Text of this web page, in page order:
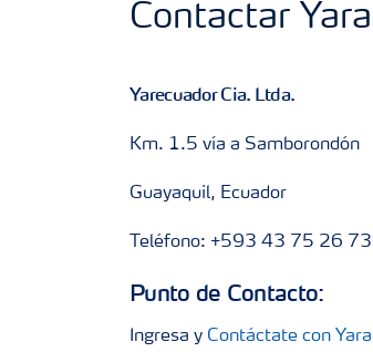
Contactar Yara
Yarecuador Cia. Ltda.
Km. 1.5 vía a Samborondón
Guayaquil, Ecuador
Teléfono: +593 43 75 26 73
Punto de Contacto:
Ingresa y Contáctate con Yara